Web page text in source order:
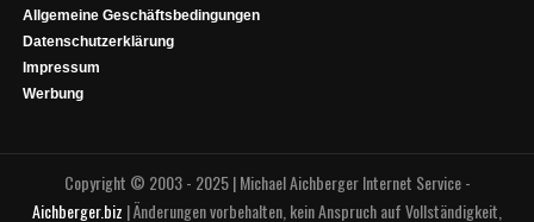
Allgemeine Geschäftsbedingungen
Datenschutzerklärung
Impressum
Werbung
Copyright © 2003 - 2025 | Michael Aichberger Internet Service -
Aichberger.biz | Änderungen vorbehalten, kein Anspruch auf Vollständigkeit,